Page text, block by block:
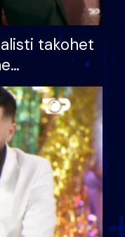
takohet
ndonjë letër